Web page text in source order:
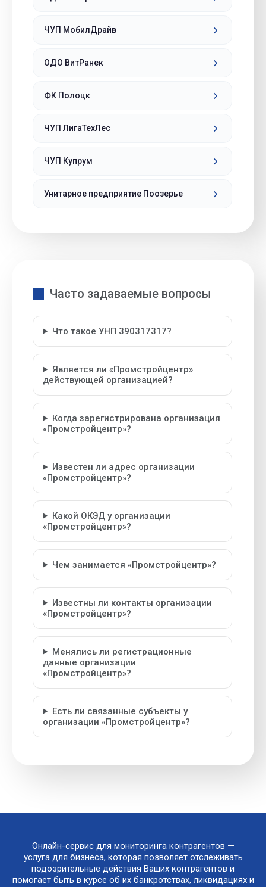
ЧУП МобилДрайв
ОДО ВитРанек
ФК Полоцк
ЧУП ЛигаТехЛес
ЧУП Купрум
Унитарное предприятие Поозерье
Часто задаваемые вопросы
Что такое УНП 390317317?
Является ли «Промстройцентр»
действующей организацией?
Когда зарегистрирована организация
«Промстройцентр»?
Известен ли адрес организации
«Промстройцентр»?
Какой ОКЭД у организации
«Промстройцентр»?
Чем занимается «Промстройцентр»?
Известны ли контакты организации
«Промстройцентр»?
Менялись ли регистрационные
данные организации
«Промстройцентр»?
Есть ли связанные субъекты у
организации «Промстройцентр»?
Онлайн-сервис для мониторинга контрагентов —
услуга для бизнеса, которая позволяет отслеживать
подозрительные действия Ваших контрагентов и
помогает быть в курсе об их банкротствах, ликвидациях и